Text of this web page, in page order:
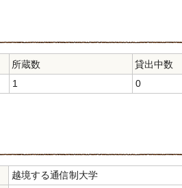
所蔵数 貸出中数
1 0
越境する通信制大学